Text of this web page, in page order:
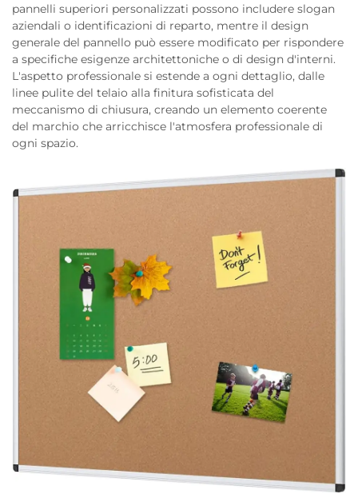
pannelli superiori personalizzati possono includere slogan
aziendali o identificazioni di reparto, mentre il design
generale del pannello può essere modificato per rispondere
a specifiche esigenze architettoniche o di design d'interni.
L'aspetto professionale si estende a ogni dettaglio, dalle
linee pulite del telaio alla finitura sofisticata del
meccanismo di chiusura, creando un elemento coerente
del marchio che arricchisce l'atmosfera professionale di
ogni spazio.